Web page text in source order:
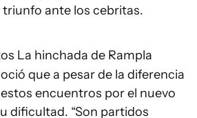
ante los cebritas.
La hinchada de Rampla
que a pesar de la diferencia
encuentros por el nuevo
dificultad. “Son partidos